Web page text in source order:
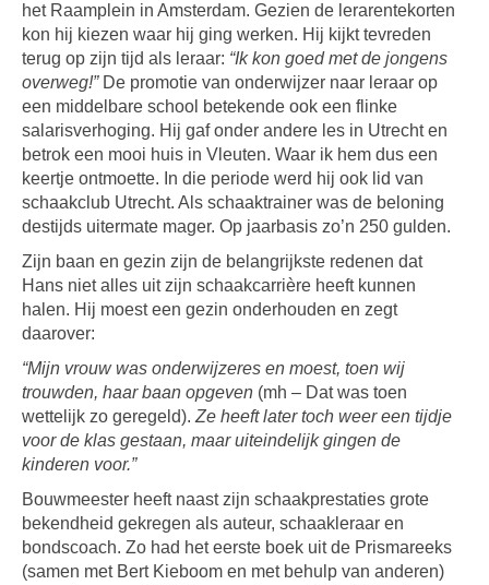
het Raamplein in Amsterdam. Gezien de lerarentekorten
kon hij kiezen waar hij ging werken. Hij kijkt tevreden
terug op zijn tijd als leraar: “Ik kon goed met de jongens
overweg!”De promotie van onderwijzer naar leraar op
een middelbare school betekende ook een flinke
salarisverhoging. Hij gaf onder andere les in Utrecht en
betrok een mooi huis in Vleuten. Waar ik hem dus een
keertje ontmoette. In die periode werd hij ook lid van
schaakclub Utrecht. Als schaaktrainer was de beloning
destijds uitermate mager. Op jaarbasis zo’n 250 gulden.
Zijn baan en gezin zijn de belangrijkste redenen dat
Hans niet alles uit zijn schaakcarrière heeft kunnen
halen. Hij moest een gezin onderhouden en zegt
daarover:
“Mijn vrouw was onderwijzeres en moest, toen wij
trouwden, haar baan opgeven (mh – Dat was toen
wettelijk zo geregeld). Ze heeft later toch weer een tijdje
voor de klas gestaan, maar uiteindelijk gingen de
kinderen voor.”
Bouwmeester heeft naast zijn schaakprestaties grote
bekendheid gekregen als auteur, schaakleraar en
bondscoach. Zo had het eerste boek uit de Prismareeks
(samen met Bert Kieboom en met behulp van anderen)